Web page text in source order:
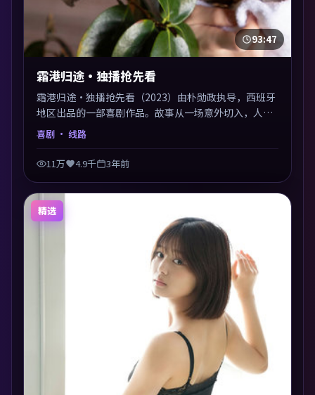
93:47
霜港归途·独播抢先看
霜港归途·独播抢先看（2023）由朴勋政执导，西班牙
地区出品的一部喜剧作品。故事从一场意外切入，人物
在道德与生存之间反复摇摆，叙事层层推进，情绪克制
溅。
喜剧 · 线路
11万 4.9千 3年前
精选